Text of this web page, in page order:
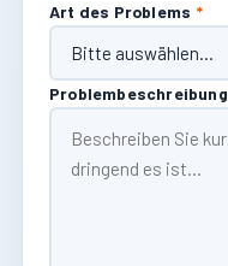
Art des Problems *
Problembeschreibung